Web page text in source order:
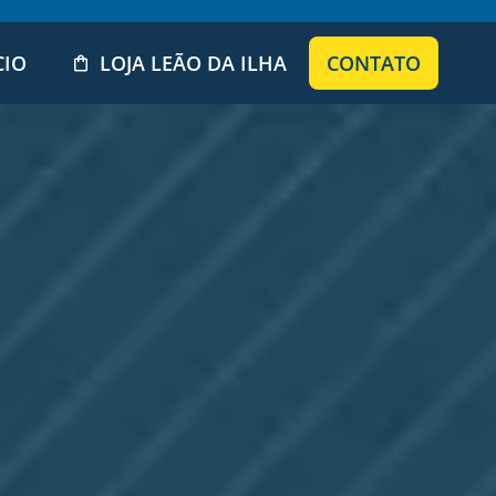
LOJA LEÃO DA ILHA CONTATO